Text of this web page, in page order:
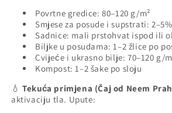
Povrtne gredice: 80–120 g/m²
Smjese za posude i supstrati:
Sadnice: mali prstohvat ispod ili
Biljke u posudama: 1–2 žlice po
Cvijeće i ukrasno bilje: 70–120 g/
Kompost: 1–2 šake po sloju
💧 Tekuća primjena (Čaj od Neem
aktivaciju tla. Upute: